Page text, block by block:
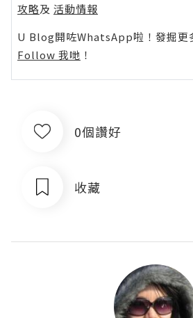
攻略及 活動情報
U Blog開咗WhatsApp啦！發掘更
Follow 我哋 ！
0個讚好
收藏